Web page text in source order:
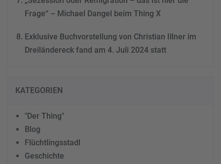
Frage“ – Michael Dangel beim Thing X
Exklusive Buchvorstellung von Christian Illner im
Dreiländereck fand am 4. Juli 2024 statt
KATEGORIEN
"Der Thing"
Blog
Flüchtlingsstadl
Geschichte